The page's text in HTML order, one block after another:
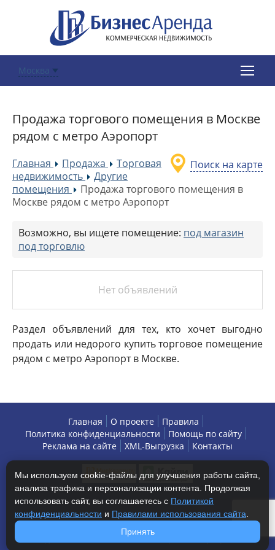
Москва
Продажа торгового помещения в Москве
рядом с метро Аэропорт
Поиск на карте
Главная »Продажа »
Торговая
недвижимость
»
Другие
помещения
»Продажа торгового помещения в
Москве рядом с метро Аэропорт
Возможно, вы ищете помещение: под магазин
под торговлю
Нет объявлений
Раздел объявлений для тех, кто хочет выгодно
продать или недорого купить торговое помещение
рядом с метро Аэропорт в Москве.
Главная О проекте
Правила
Политика конфиденциальности
Помощь по сайту
Реклама на сайте
XML-Выгрузка Контакты
Copyright © 2013-2026 БизнесАренда - коммерческая
недвижимость, г. Москва. Все права защищены.
Мы используем cookie-файлы для улучшения работы сайта,
анализа трафика и персонализации контента. Продолжая
использовать сайт, вы соглашаетесь с Политикой
конфиденциальности и Правилами использования сайта
Принять